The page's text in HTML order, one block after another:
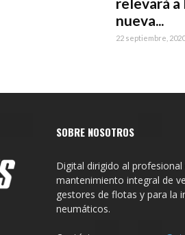
nueva...
22 septiembre,
SOBRE NOSOTROS
Digital dirigido al
mantenimiento integral de
gestores de flotas y para la
neumáticos.